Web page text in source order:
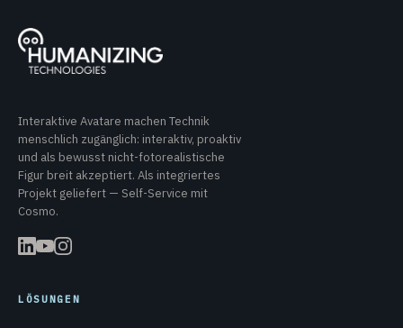
Interaktive Avatare machen Technik
menschlich zugänglich: interaktiv, proaktiv
und als bewusst nicht-fotorealistische
Figur breit akzeptiert. Als integriertes
Projekt geliefert — Self-Service mit
Cosmo.
LÖSUNGEN